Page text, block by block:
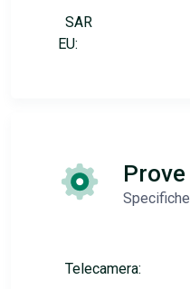
SAR
EU:
Prove
Specifiche
Telecamera: